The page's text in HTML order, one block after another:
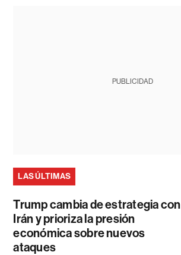
PUBLICIDAD
LAS ÚLTIMAS
Trump cambia de estrategia con
Irán y prioriza la presión
económica sobre nuevos
ataques